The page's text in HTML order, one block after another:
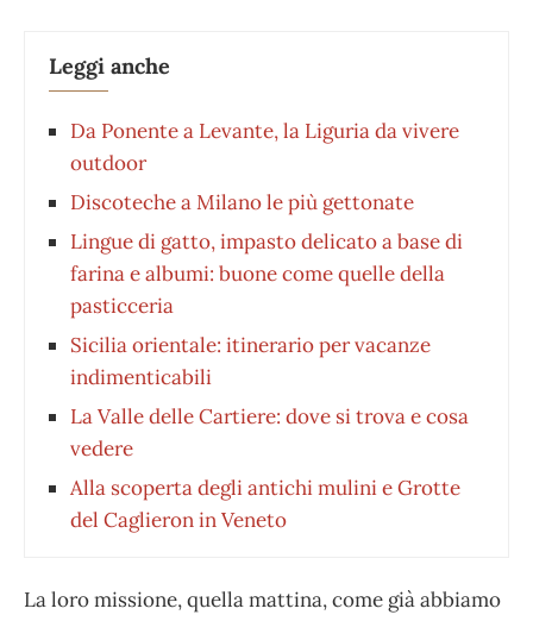
Leggi anche
Da Ponente a Levante, la Liguria da vivere
outdoor
Discoteche a Milano le più gettonate
Lingue di gatto, impasto delicato a base di
farina e albumi: buone come quelle della
pasticceria
Sicilia orientale: itinerario per vacanze
indimenticabili
La Valle delle Cartiere: dove si trova e cosa
vedere
Alla scoperta degli antichi mulini e Grotte
del Caglieron in Veneto
La loro missione, quella mattina, come già abbiamo